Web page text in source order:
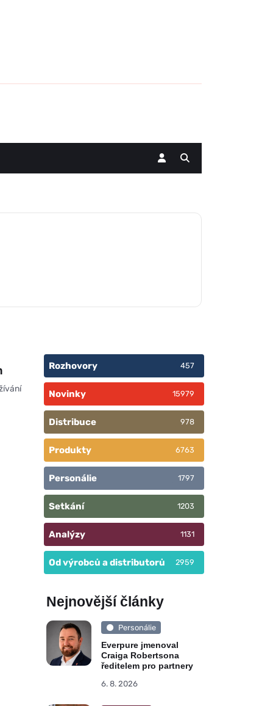
Rozhovory 457
Novinky 15979
Distribuce 978
Produkty 6763
Personálie 1797
Setkání 1203
Analýzy 1131
Od výrobců a distributorů 2959
Nejnovější články
Personálie
Everpure jmenoval
Craiga Robertsona
ředitelem pro partnery
6. 8. 2026